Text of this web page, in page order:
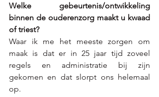
Welke gebeurtenis/ontwikkeling
binnen de ouderenzorg maakt u kwaad
of triest?
Waar ik me het meeste zorgen om
maak is dat er in 25 jaar tijd zoveel
regels en administratie bij zijn
gekomen en dat slorpt ons helemaal
op.